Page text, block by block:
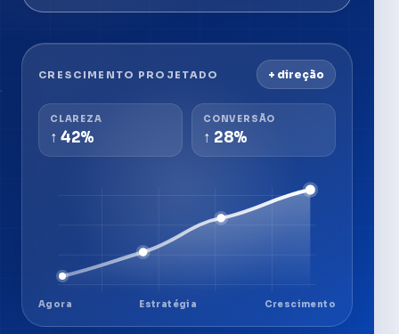
CRESCIMENTO PROJETADO + direção
CLAREZA
↑ 42%
CONVERSÃO
↑ 28%
Agora Estratégia Crescimento